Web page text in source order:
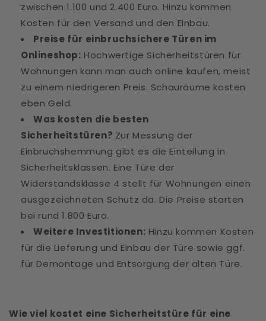
zwischen 1.100 und 2.400 Euro. Hinzu kommen
Kosten für den Versand und den Einbau.
Preise für einbruchsichere Türen im
Onlineshop: Hochwertige Sicherheitstüren für
Wohnungen kann man auch online kaufen, meist
zu einem niedrigeren Preis. Schauräume kosten
eben Geld.
Was kosten die besten
Sicherheitstüren? Zur Messung der
Einbruchshemmung gibt es die Einteilung in
Sicherheitsklassen. Eine Türe der
Widerstandsklasse 4 stellt für Wohnungen einen
ausgezeichneten Schutz da. Die Preise starten
bei rund 1.800 Euro.
Weitere Investitionen: Hinzu kommen Kosten
für die Lieferung und Einbau der Türe sowie ggf.
für Demontage und Entsorgung der alten Türe.
Wie viel kostet eine Sicherheitstüre für eine